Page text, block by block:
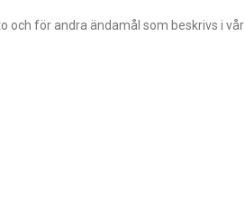
och för andra ändamål som beskrivs i vår